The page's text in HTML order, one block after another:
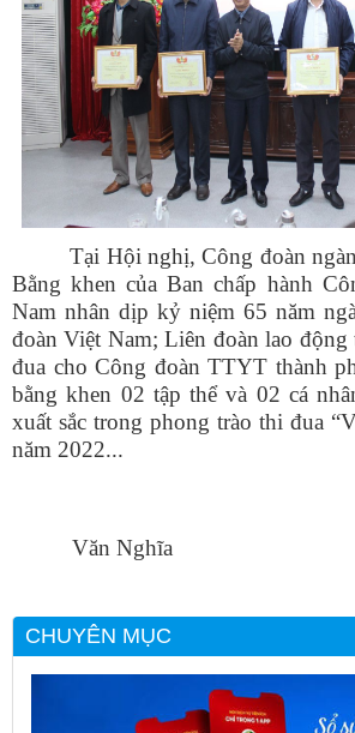
Tại Hội nghị, Công đoàn
Bằng khen của Ban chấp hành
Nam nhân dịp kỷ niệm 65 năm
đoàn Việt Nam; Liên đoàn lao
đua cho Công đoàn TTYT thành
bằng khen 02 tập thể và 02 cá
xuất sắc trong phong trào thi đua
năm 2022...
Văn Nghĩa
CHUYÊN MỤC